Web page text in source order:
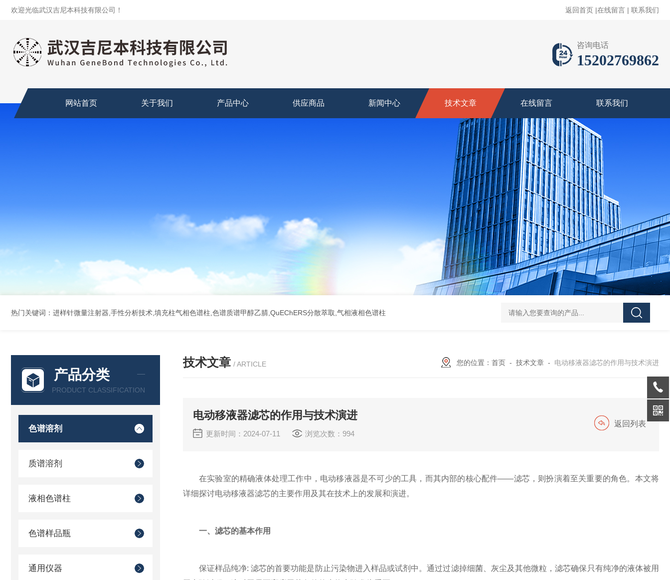
欢迎光临武汉吉尼本科技有限公司！ 返回首页 |在线留言 | 联系我们
咨询电话
15202769862
网站首页 关于我们 产品中心 供应商品 新闻中心 技术文章 在线留言 联系我们
热门关键词：进样针微量注射器,手性分析技术,填充柱气相色谱柱,色谱质谱甲醇乙腈,QuEChERS分散萃取,气相液相色谱柱
产品分类
PRODUCT CLASSIFICATION
色谱溶剂
质谱溶剂
液相色谱柱
色谱样品瓶
通用仪器
技术文章 / ARTICLE 您的位置： 首页 - 技术文章 - 电动移液器滤芯的作用与技术演进
电动移液器滤芯的作用与技术演进
更新时间：2024-07-11 浏览次数：994
返回列表
在实验室的精确液体处理工作中，电动移液器是不可少的工具，而其内部的核心配件——滤芯，则扮演着至关重要的角色。本文将
详细探讨电动移液器滤芯的主要作用及其在技术上的发展和演进。
一、滤芯的基本作用
保证样品纯净: 滤芯的首要功能是防止污染物进入样品或试剂中。通过过滤掉细菌、灰尘及其他微粒，滤芯确保只有纯净的液体被用